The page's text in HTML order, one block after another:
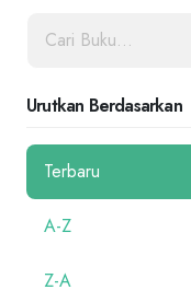
Urutkan Berdasarkan
Terbaru
A-Z
Z-A